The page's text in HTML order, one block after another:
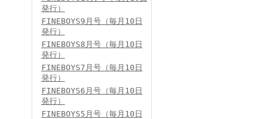
FINEBOYS2024年7月号
発行）
FINEBOYS9月号（毎月10日
発行）
FINEBOYS8月号（毎月10日
発行）
FINEBOYS7月号（毎月10日
発行）
FINEBOYS6月号（毎月10日
発行）
FINEBOYS5月号（毎月10日